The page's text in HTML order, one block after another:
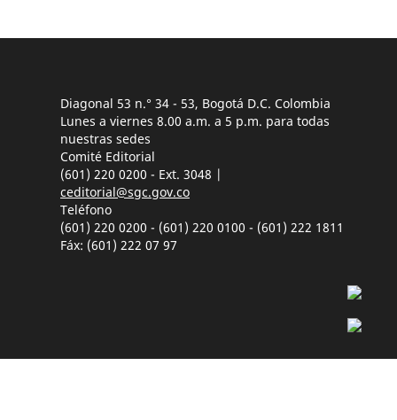
Diagonal 53 n.° 34 - 53, Bogotá D.C. Colombia
Lunes a viernes 8.00 a.m. a 5 p.m. para todas
nuestras sedes
Comité Editorial
(601) 220 0200 - Ext. 3048 |
ceditorial@sgc.gov.co
Teléfono
(601) 220 0200 - (601) 220 0100 - (601) 222 1811
Fáx: (601) 222 07 97